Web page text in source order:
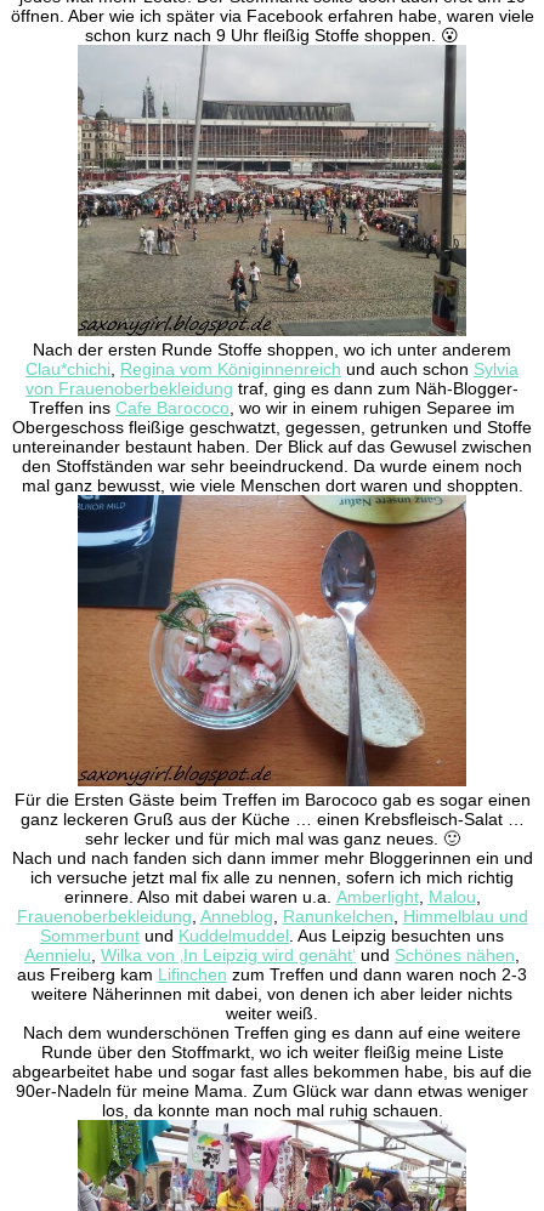
öffnen. Aber wie ich später via Facebook erfahren habe, waren viele
schon kurz nach 9 Uhr fleißig Stoffe shoppen. 😮
Nach der ersten Runde Stoffe shoppen, wo ich unter anderem
Clau*chichi Regina vom Königinnenreich und auch schon Sylvia
von Frauenoberbekleidung traf, ging es dann zum Näh-Blogger-
Treffen ins Cafe Barococo , wo wir in einem ruhigen Separee im
Obergeschoss fleißige geschwatzt, gegessen, getrunken und Stoffe
untereinander bestaunt haben. Der Blick auf das Gewusel zwischen
den Stoffständen war sehr beeindruckend. Da wurde einem noch
mal ganz bewusst, wie viele Menschen dort waren und shoppten.
Für die Ersten Gäste beim Treffen im Barococo gab es sogar einen
ganz leckeren Gruß aus der Küche … einen Krebsfleisch-Salat …
sehr lecker und für mich mal was ganz neues. 🙂
Nach und nach fanden sich dann immer mehr Bloggerinnen ein und
ich versuche jetzt mal fix alle zu nennen, sofern ich mich richtig
erinnere. Also mit dabei waren u.a. Amberlight, Malou
Frauenoberbekleidung Anneblog Ranunkelchen
Himmelblau und
Sommerbunt und Kuddelmuddel . Aus Leipzig besuchten uns
Aennielu Wilka von ‚In Leipzig wird genäht‘ und Schönes nähen
aus Freiberg kam Lifinchen zum Treffen und dann waren noch 2-3
weitere Näherinnen mit dabei, von denen ich aber leider nichts
weiter weiß.
Nach dem wunderschönen Treffen ging es dann auf eine weitere
Runde über den Stoffmarkt, wo ich weiter fleißig meine Liste
abgearbeitet habe und sogar fast alles bekommen habe, bis auf die
90er-Nadeln für meine Mama. Zum Glück war dann etwas weniger
los, da konnte man noch mal ruhig schauen.